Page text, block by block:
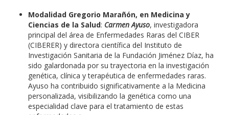
Modalidad Gregorio Marañón, en Medicina y
Ciencias de la Salud: Carmen Ayuso, investigadora
principal del área de Enfermedades Raras del CIBER
(CIBERER) y directora científica del Instituto de
Investigación Sanitaria de la Fundación Jiménez Díaz, ha
sido galardonada por su trayectoria en la investigación
genética, clínica y terapéutica de enfermedades raras.
Ayuso ha contribuido significativamente a la Medicina
personalizada, visibilizando la genética como una
especialidad clave para el tratamiento de estas